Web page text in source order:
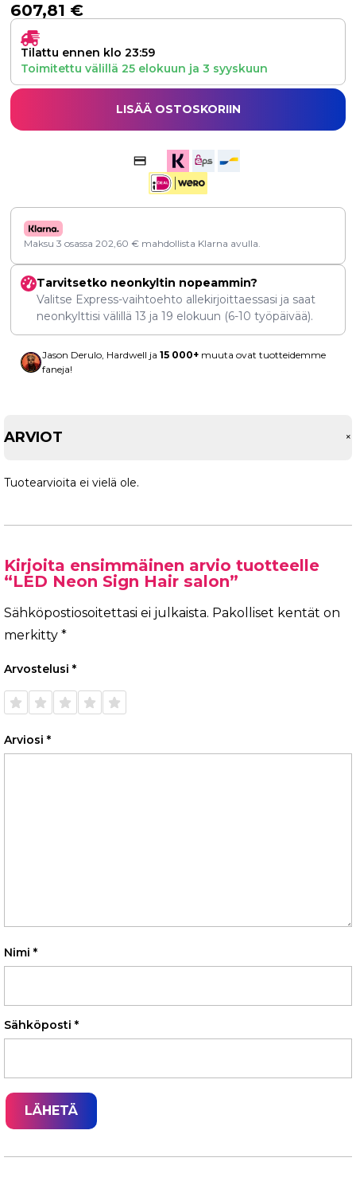
607,81 €
Tilattu ennen klo 23:59
Toimitettu välillä 25 elokuun ja 3 syyskuun
LISÄÄ OSTOSKORIIN
Maksu 3 osassa 202,60 € mahdollista Klarna avulla.
Tarvitsetko neonkyltin nopeammin?
Valitse Express-vaihtoehto allekirjoittaessasi ja saat
neonkylttisi välillä 13 ja 19 elokuun (6-10 työpäivää).
Jason Derulo, Hardwell ja 15 000+ muuta ovat tuotteidemme
faneja!
ARVIOT +
Tuotearvioita ei vielä ole.
Kirjoita ensimmäinen arvio tuotteelle
“LED Neon Sign Hair salon”
Sähköpostiosoitettasi ei julkaista. Pakolliset kentät on
merkitty *
Arvostelusi *
1/5
tähteä
2/5
tähteä
3/5
tähteä
4/5
tähteä
5/5
tähteä
Arviosi *
Nimi *
Sähköposti *